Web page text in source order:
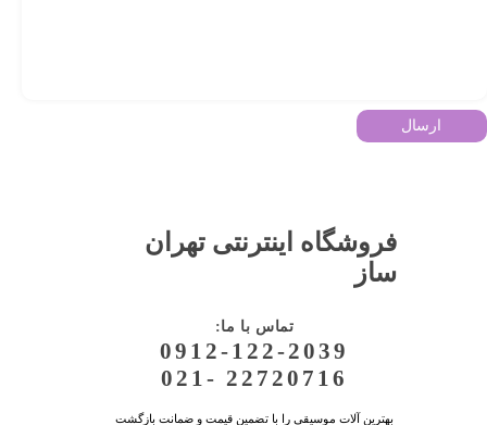
ارسال
فروشگاه اینترنتی تهران
ساز
:تماس با ما
0912-122-2039
021- 22720716
بهترین آلات موسیقی را با تضمین قیمت و ضمانت بازگشت